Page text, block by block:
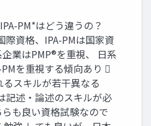
PM*はどう違うの？
際資格、IPA-PMは国家資
業はPMP®を重視、 日系
を重視する傾向あり 
スキルが若干異なる
記述・論述のスキルが必
も良い資格試験なので